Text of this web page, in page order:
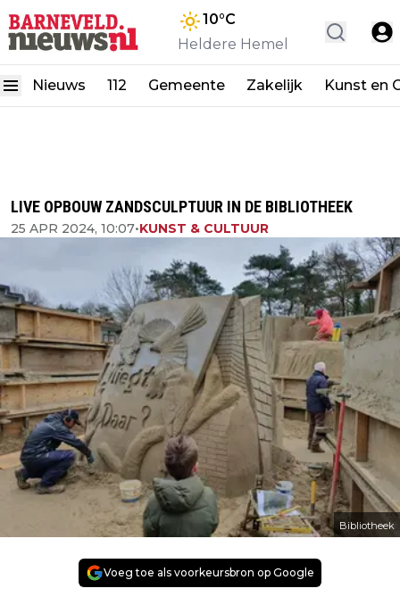
10°C
Heldere Hemel
Nieuws 112 Gemeente Zakelijk Kunst en
LIVE OPBOUW ZANDSCULPTUUR IN DE BIBLIOTHEEK
25 APR 2024, 10:07•KUNST & CULTUUR
Bibliotheek
Voeg toe als voorkeursbron op Google